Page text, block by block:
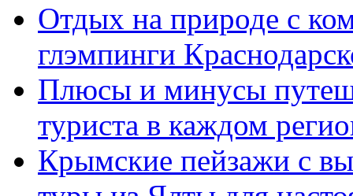
Отдых на природе с
глэмпинги
Плюсы и минусы
туриста в каждом
Крымские пейзажи с